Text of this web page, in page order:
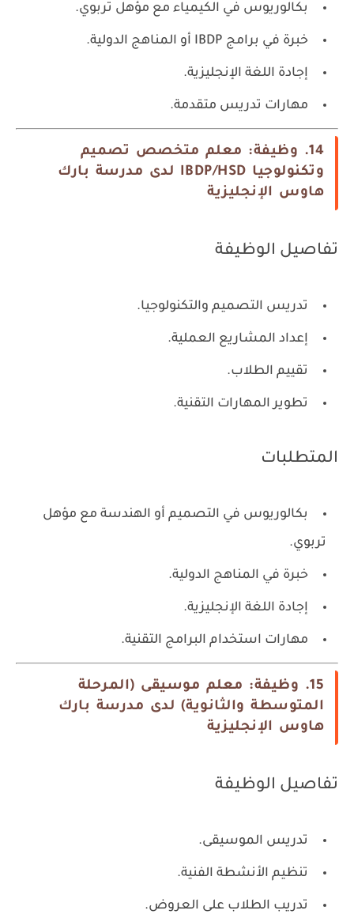
بكالوريوس في الكيمياء مع مؤهل تربوي.
خبرة في برامج IBDP أو المناهج الدولية.
إجادة اللغة الإنجليزية.
مهارات تدريس متقدمة.
14. وظيفة: معلم متخصص تصميم
وتكنولوجيا IBDP/HSD لدى مدرسة بارك
هاوس الإنجليزية
تفاصيل الوظيفة
تدريس التصميم والتكنولوجيا.
إعداد المشاريع العملية.
تقييم الطلاب.
تطوير المهارات التقنية.
المتطلبات
بكالوريوس في التصميم أو الهندسة مع مؤهل
تربوي.
خبرة في المناهج الدولية.
إجادة اللغة الإنجليزية.
مهارات استخدام البرامج التقنية.
15. وظيفة: معلم موسيقى (المرحلة
المتوسطة والثانوية) لدى مدرسة بارك
هاوس الإنجليزية
تفاصيل الوظيفة
تدريس الموسيقى.
تنظيم الأنشطة الفنية.
تدريب الطلاب على العروض.